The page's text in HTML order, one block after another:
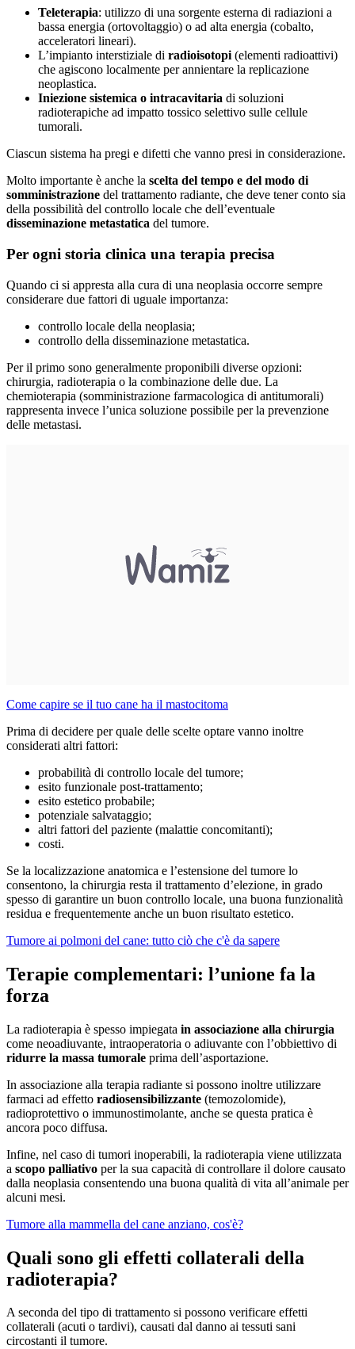
Teleterapia: utilizzo di una sorgente esterna di radiazioni a
bassa energia (ortovoltaggio) o ad alta energia (cobalto,
acceleratori lineari).
L’impianto interstiziale di radioisotopi(elementi radioattivi)
che agiscono localmente per annientare la replicazione
neoplastica.
Iniezione sistemica o intracavitaria di soluzioni
radioterapiche ad impatto tossico selettivo sulle cellule
tumorali.
Ciascun sistema ha pregi e difetti che vanno presi in considerazione.
Molto importante è anche la scelta del tempo e del modo di
somministrazione del trattamento radiante, che deve tener conto sia
della possibilità del controllo locale che dell’eventuale
disseminazione metastatica del tumore.
Per ogni storia clinica una terapia precisa
Quando ci si appresta alla cura di una neoplasia occorre sempre
considerare due fattori di uguale importanza:
controllo locale della neoplasia;
controllo della disseminazione metastatica.
Per il primo sono generalmente proponibili diverse opzioni:
chirurgia, radioterapia o la combinazione delle due. La
chemioterapia (somministrazione farmacologica di antitumorali)
rappresenta invece l’unica soluzione possibile per la prevenzione
delle metastasi.
Come capire se il tuo cane ha il mastocitoma
Prima di decidere per quale delle scelte optare vanno inoltre
considerati altri fattori:
probabilità di controllo locale del tumore;
esito funzionale post-trattamento;
esito estetico probabile;
potenziale salvataggio;
altri fattori del paziente (malattie concomitanti);
costi.
Se la localizzazione anatomica e l’estensione del tumore lo
consentono, la chirurgia resta il trattamento d’elezione, in grado
spesso di garantire un buon controllo locale, una buona funzionalità
residua e frequentemente anche un buon risultato estetico.
Tumore ai polmoni del cane: tutto ciò che c'è da sapere
Terapie complementari: l’unione fa la
forza
La radioterapia è spesso impiegata in associazione alla chirurgia
come neoadiuvante, intraoperatoria o adiuvante con l’obbiettivo di
ridurre la massa tumorale prima dell’asportazione.
In associazione alla terapia radiante si possono inoltre utilizzare
farmaci ad effetto radiosensibilizzante (temozolomide),
radioprotettivo o immunostimolante, anche se questa pratica è
ancora poco diffusa.
Infine, nel caso di tumori inoperabili, la radioterapia viene utilizzata
a scopo palliativo per la sua capacità di controllare il dolore causato
dalla neoplasia consentendo una buona qualità di vita all’animale per
alcuni mesi.
Tumore alla mammella del cane anziano, cos'è?
Quali sono gli effetti collaterali della
radioterapia?
A seconda del tipo di trattamento si possono verificare effetti
collaterali (acuti o tardivi), causati dal danno ai tessuti sani
circostanti il tumore.